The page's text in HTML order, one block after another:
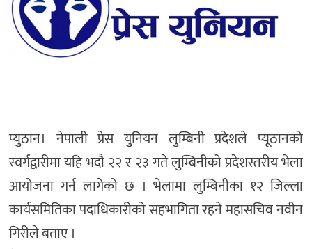
प्युठान। नेपाली प्रेस युनियन लुम्बिनी प्रदेशले प्यूठानको
स्वर्गद्वारीमा यहि भदौ २२ र २३ गते लुम्बिनीको प्रदेशस्तरीय भेला
आयोजना गर्न लागेको छ । भेलामा लुम्बिनीका १२ जिल्ला
कार्यसमितिका पदाधिकारीको सहभागिता रहने महासचिव नवीन
गिरीले बताए ।